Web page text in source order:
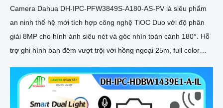
Camera Dahua DH-IPC-PFW3849S-A180-AS-PV là siêu phẩm
an ninh thế hệ mới tích hợp công nghệ TiOC Duo với độ phân
giải 8MP cho hình ảnh siêu nét và góc nhìn toàn cảnh 180°. Hỗ
trợ ghi hình ban đêm vượt trội với hồng ngoại 25m, full color
đáp ứng nhu cầu lưu trữ dài hạn, thiết kế chuẩn IP67 chống bụi
nước, cấp nguồn POE